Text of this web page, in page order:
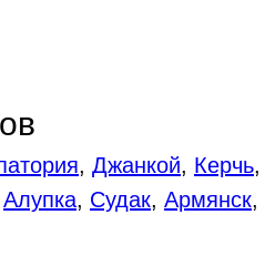
, Джанкой, Керчь,
Алупка, Судак, Армянск,